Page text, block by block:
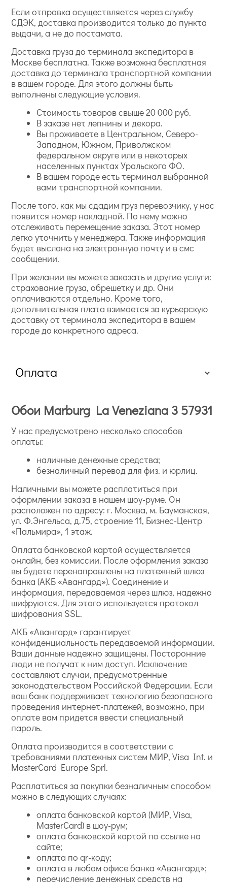
Если отправка осуществляется через службу
СДЭК, доставка производится только до пункта
выдачи, а не до постамата.
Доставка груза до терминала экспедитора в
Москве бесплатна. Также возможна бесплатная
доставка до терминала транспортной компании
в вашем городе. Для этого должны быть
выполнены следующие условия.
Стоимость товаров свыше 20 000 руб.
В заказе нет лепнины и декора.
Вы проживаете в Центральном, Северо-
Западном, Южном, Приволжском
федеральном округе или в некоторых
населенных пунктах Уральского ФО.
В вашем городе есть терминал выбранной
вами транспортной компании.
После того, как мы сдадим груз перевозчику, у нас
появится номер накладной. По нему можно
отслеживать перемещение заказа. Этот номер
легко уточнить у менеджера. Также информация
будет выслана на электронную почту и в смс
сообщении.
При желании вы можете заказать и другие услуги:
страхование груза, обрешетку и др. Они
оплачиваются отдельно. Кроме того,
дополнительная плата взимается за курьерскую
доставку от терминала экспедитора в вашем
городе до конкретного адреса.
Оплата
Обои Marburg La Veneziana 3 57931
У нас предусмотрено несколько способов
оплаты:
наличные денежные средства;
безналичный перевод для физ. и юрлиц.
Наличными вы можете расплатиться при
оформлении заказа в нашем шоу-руме. Он
расположен по адресу: г. Москва, м. Бауманская,
ул. Ф.Энгельса, д.75, строение 11, Бизнес-Центр
«Пальмира», 1 этаж.
Оплата банковской картой осуществляется
онлайн, без комиссии. После оформления заказа
вы будете перенаправлены на платежный шлюз
банка (АКБ «Авангард»). Соединение и
информация, передаваемая через шлюз, надежно
шифруются. Для этого используется протокол
шифрования SSL.
АКБ «Авангард» гарантирует
конфиденциальность передаваемой информации.
Ваши данные надежно защищены. Посторонние
люди не получат к ним доступ. Исключение
составляют случаи, предусмотренные
законодательством Российской Федерации. Если
ваш банк поддерживает технологию безопасного
проведения интернет-платежей, возможно, при
оплате вам придется ввести специальный
пароль.
Оплата производится в соответствии с
требованиями платежных систем МИР, Visa Int. и
MasterCard Europe Sprl.
Расплатиться за покупки безналичным способом
можно в следующих случаях:
оплата банковской картой (МИР, Visa,
MasterCard) в шоу-рум;
оплата банковской картой по ссылке на
сайте;
оплата по qr-коду;
оплата в любом офисе банка «Авангард»;
перечисление денежных средств на